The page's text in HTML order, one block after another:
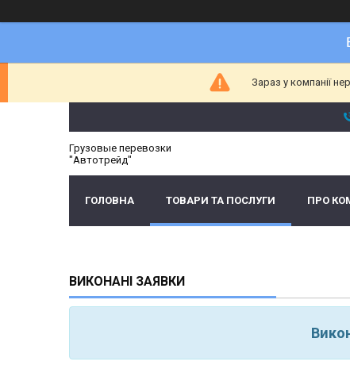
Зараз у компанії
Грузовые перевозки
"Автотрейд"
ГОЛОВНА ТОВАРИ ТА ПОСЛУГИ ПРО
ВИКОНАНІ ЗАЯВКИ